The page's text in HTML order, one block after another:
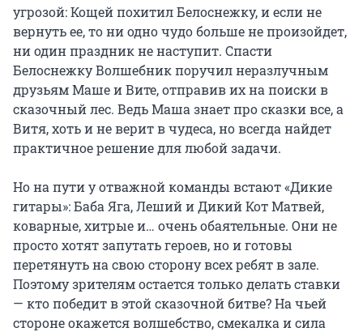
угрозой: Кощей похитил Белоснежку, и если не
вернуть ее, то ни одно чудо больше не произойдет,
ни один праздник не наступит. Спасти
Белоснежку Волшебник поручил неразлучным
друзьям Маше и Вите, отправив их на поиски в
сказочный лес. Ведь Маша знает про сказки все, а
Витя, хоть и не верит в чудеса, но всегда найдет
практичное решение для любой задачи.
Но на пути у отважной команды встают «Дикие
гитары»: Баба Яга, Леший и Дикий Кот Матвей,
коварные, хитрые и… очень обаятельные. Они не
просто хотят запутать героев, но и готовы
перетянуть на свою сторону всех ребят в зале.
Поэтому зрителям остается только делать ставки
— кто победит в этой сказочной битве? На чьей
стороне окажется волшебство, смекалка и сила